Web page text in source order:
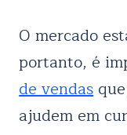
O mercado
portanto, é
de vendasque
ajudem em